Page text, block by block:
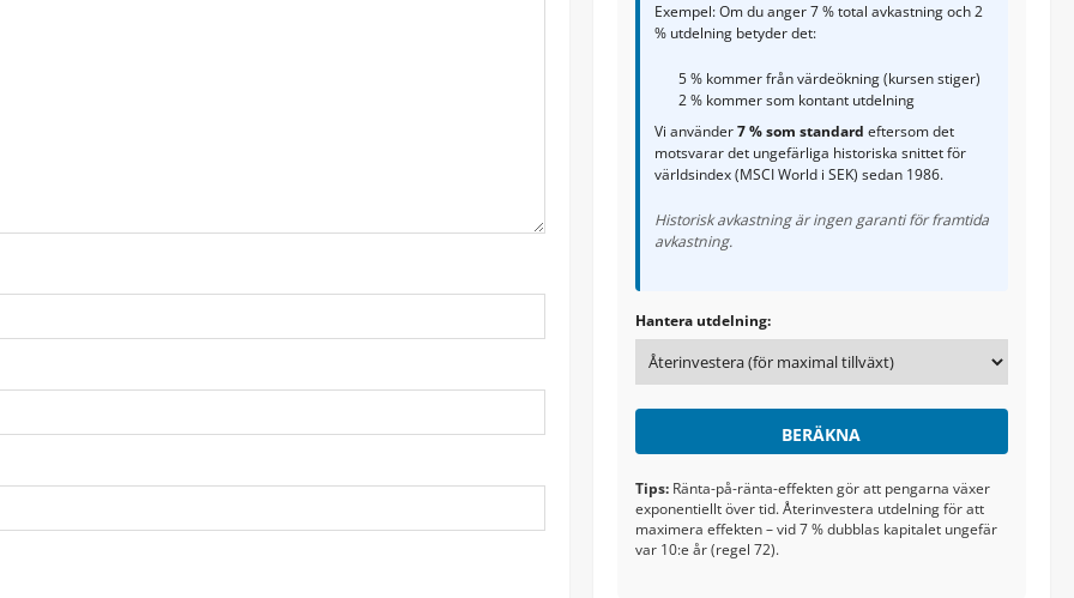
Exempel: Om du anger 7 % total avkastning och 2
% utdelning betyder det:
5 % kommer från värdeökning (kursen stiger)
2 % kommer som kontant utdelning
Vi använder7 % som standard eftersom det
motsvarar det ungefärliga historiska snittet för
världsindex (MSCI World i SEK) sedan 1986.
Historisk avkastning är ingen garanti för framtida
avkastning.
Hantera utdelning:
BERÄKNA
Tips:Ränta-på-ränta-effekten gör att pengarna växer
exponentiellt över tid. Återinvestera utdelning för att
maximera effekten – vid 7 % dubblas kapitalet ungefär
var 10:e år (regel 72).